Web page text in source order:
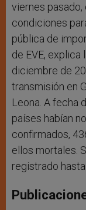
viernes pasado,
condiciones
pública de
de EVE, explica
diciembre de
transmisión en
Leona. A fecha
países habían
confirmados,
ellos mortales.
registrado hasta